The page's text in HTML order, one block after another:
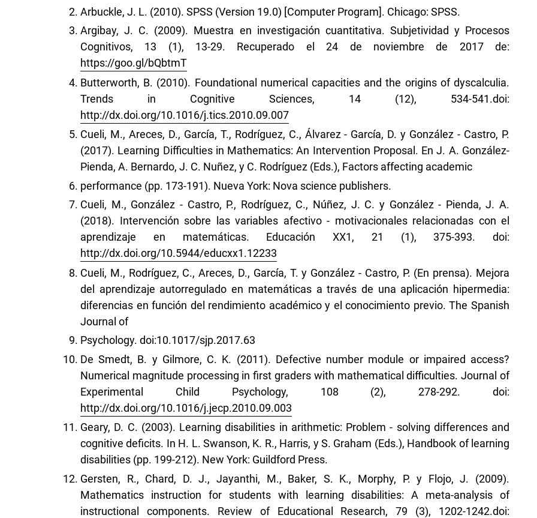
Arbuckle, J. L. (2010). SPSS (Version 19.0) [Computer Program]. Chicago: SPSS.
Argibay, J. C. (2009). Muestra en investigación cuantitativa. Subjetividad y Procesos
Cognitivos, 13 (1), 13-29. Recuperado el 24 de noviembre de 2017 de:
https://goo.gl/bQbtmT
Butterworth, B. (2010). Foundational numerical capacities and the origins of dyscalculia.
Trends in Cognitive Sciences, 14 (12), 534-541.doi:
http://dx.doi.org/10.1016/j.tics.2010.09.007
Cueli, M., Areces, D., García, T., Rodríguez, C., Álvarez - García, D. y González - Castro, P.
(2017). Learning Difficulties in Mathematics: An Intervention Proposal. En J. A. González-
Pienda, A. Bernardo, J. C. Nuñez, y C. Rodríguez (Eds.), Factors affecting academic
performance (pp. 173-191). Nueva York: Nova science publishers.
Cueli, M., González - Castro, P., Rodríguez, C., Núñez, J. C. y González - Pienda, J. A.
(2018). Intervención sobre las variables afectivo - motivacionales relacionadas con el
aprendizaje en matemáticas. Educación XX1, 21 (1), 375-393. doi:
http://dx.doi.org/10.5944/educxx1.12233
Cueli, M., Rodríguez, C., Areces, D., García, T. y González - Castro, P. (En prensa). Mejora
del aprendizaje autorregulado en matemáticas a través de una aplicación hipermedia:
diferencias en función del rendimiento académico y el conocimiento previo. The Spanish
Journal of
Psychology. doi:10.1017/sjp.2017.63
De Smedt, B. y Gilmore, C. K. (2011). Defective number module or impaired access?
Numerical magnitude processing in first graders with mathematical difficulties. Journal of
Experimental Child Psychology, 108 (2), 278-292. doi:
http://dx.doi.org/10.1016/j.jecp.2010.09.003
Geary, D. C. (2003). Learning disabilities in arithmetic: Problem - solving differences and
cognitive deficits. In H. L. Swanson, K. R., Harris, y S. Graham (Eds.), Handbook of learning
disabilities (pp. 199-212). New York: Guildford Press.
Gersten, R., Chard, D. J., Jayanthi, M., Baker, S. K., Morphy, P. y Flojo, J. (2009).
Mathematics instruction for students with learning disabilities: A meta-analysis of
instructional components. Review of Educational Research, 79 (3), 1202-1242.doi: